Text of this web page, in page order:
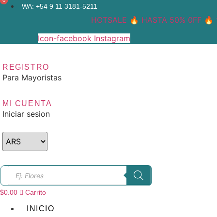
Ir
WA: +54 9 11 3181-5211
HOTSALE 🔥 HASTA 50% 0FF 🔥
Icon-facebook Instagram
REGISTRO
Para Mayoristas
MI CUENTA
Iniciar sesion
Búsqueda
de
productos
$0.00 Carrito
INICIO